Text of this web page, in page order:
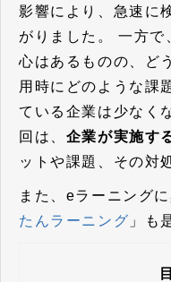
影響により、急速に
がりました。 一方で
心はあるものの、ど
用時にどのような課
ている企業は少なく
回は、 企業が実施す
ットや課題、その対
また、eラーニング
たんラーニング 」も